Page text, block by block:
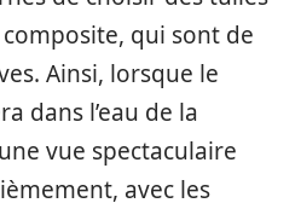
qui sont de
Ainsi, lorsque le
dans l’eau de la
vue spectaculaire
avec les